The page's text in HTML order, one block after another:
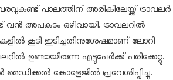
പാലത്തിന് അരികിലേയ്ക്ക് ട്രാവലര്‍
വന്‍ അപകടം ഒഴിവായി. ട്രാവലറില്‍
കൂടി ഇടിച്ചതിനുശേഷമാണ് ലോറി
ഉണ്ടായിരുന്ന എട്ടുപേര്‍ക്ക് പരിക്കേറ്റു.
കോളേജില്‍ പ്രവേശിപ്പിച്ചു.